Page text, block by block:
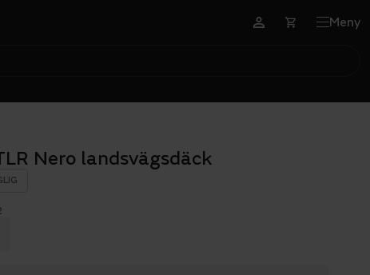
Meny
Nero landsvägsdäck